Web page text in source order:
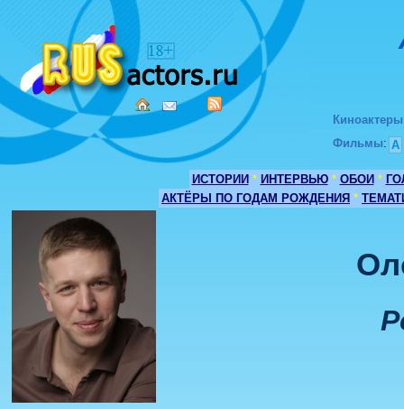
Киноактеры
Фильмы: А
ИСТОРИИ * ИНТЕРВЬЮ * ОБОИ *
АКТЁРЫ ПО ГОДАМ РОЖДЕНИЯ *